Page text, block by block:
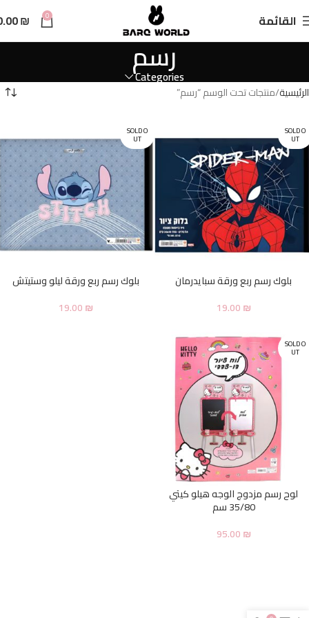
القائمة 0
₪
رسم
Categories
الرئيسية منتجات تحت الوسم “رسم”
SOLD O
UT
بلوك رسم ربع ورقة سبايدرمان
19.00₪
SOLD O
UT
بلوك رسم ربع ورقة ليلو وستيتش
19.00₪
SOLD O
UT
لوح رسم مزدوج الوجه هيلو كيتي
35/80 سم
95.00₪